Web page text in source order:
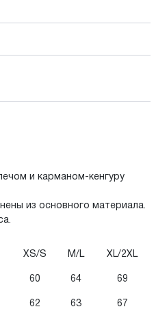
и карманом-кенгуру
из основного материала.
XS/S M/L XL/2XL
60 64 69
62 63 67